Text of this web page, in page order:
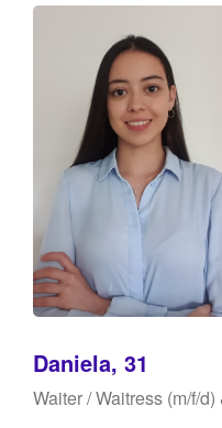
Daniela, 31
Waiter / Waitress (m/f/